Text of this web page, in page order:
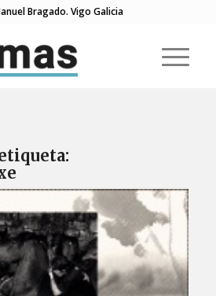
Bragado. Vigo Galicia